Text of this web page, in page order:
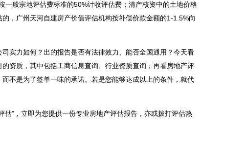
般宗地评估费标准的50%计收评估费；清产核资中的土地价格
， 广州天河自建房产价值评估机构按补偿价款金额的1-1.5%向
实力如何？出的报告是否有法律效力、能否全国通用？今天看
资质，其中包括工商信息查询、行业资质查询；再看房地产评
不是为了签单一味的承诺。若是您能够达成以上的条件，就代
”，立即为您提供一份专业房地产评估报告，亦或拨打评估热